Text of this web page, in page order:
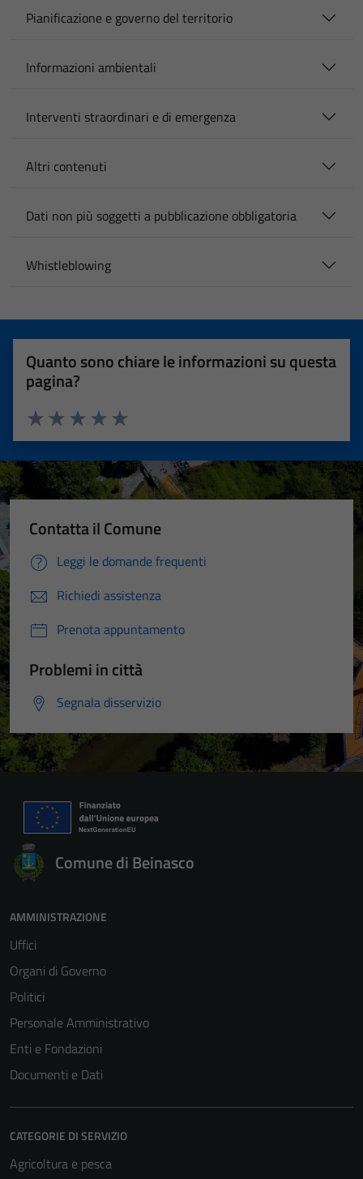
Pianificazione e governo del territorio
Informazioni ambientali
Interventi straordinari e di emergenza
Altri contenuti
Dati non più soggetti a pubblicazione obbligatoria
Whistleblowing
Quanto sono chiare le informazioni su questa
pagina?
Valuta 5 stelle su 5
Valuta 4 stelle su 5
Valuta 3 stelle su 5
Valuta 2 stelle su 5
Valuta 1 stelle su 5
Contatta il Comune
Leggi le domande frequenti
Richiedi assistenza
Prenota appuntamento
Problemi in città
Segnala disservizio
Comune di Beinasco
AMMINISTRAZIONE
Uffici
Organi di Governo
Politici
Personale Amministrativo
Enti e Fondazioni
Documenti e Dati
CATEGORIE DI SERVIZIO
Agricoltura e pesca